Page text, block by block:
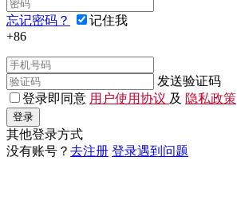
忘记密码？
记住我
+86
发送验证码
登录即同意 用户使用协议 及 隐私政策
登录
其他登录方式
没有账号？ 去注册 登录遇到问题